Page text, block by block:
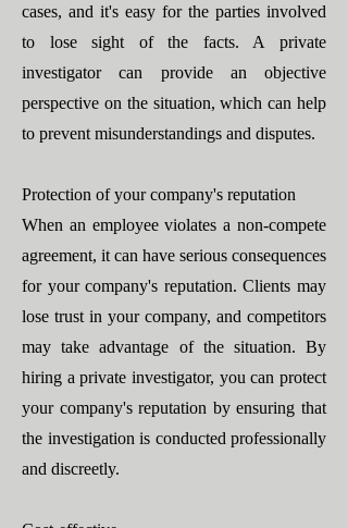
cases, and it's easy for the parties involved
to lose sight of the facts. A private
investigator can provide an objective
perspective on the situation, which can help
to prevent misunderstandings and disputes.
Protection of your company's reputation
When an employee violates a non-compete
agreement, it can have serious consequences
for your company's reputation. Clients may
lose trust in your company, and competitors
may take advantage of the situation. By
hiring a private investigator, you can protect
your company's reputation by ensuring that
the investigation is conducted professionally
and discreetly.